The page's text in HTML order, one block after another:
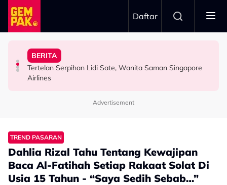
Skip to main content
Daftar
FESYEN
Usia 74 tahun Bukan Penghalang, Tunku Puteri Jawahir
Hidupkan Warisan Negeri Sembilan Menerusi ‘Royal
BERITA
Tertelan Serpihan Lidi Sate, Wanita Saman Singapore
Airlines
HIBURAN
Permintaan Aneh Jared Leto Di Lokasi, Minta Nelayan
Tangkap Ikan Segar Setiap Hari
HIBURAN
Pernah Hidup Miskin Tegar, A$AP Bayar Sewa
Penduduk Satu Flat Sebab Nenek Tak Mahu Pindah
Advertisement
TREND PASARAN
Dahlia Rizal Tahu Tentang Kewajipan
Baca Al-Fatihah Setiap Rakaat Solat Di
Usia 15 Tahun - “Saya Sedih Sebab…”